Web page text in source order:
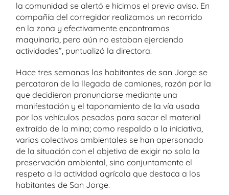
la comunidad se alertó e hicimos el previo aviso. En
compañía del corregidor realizamos un recorrido
en la zona y efectivamente encontramos
maquinaria, pero aún no estaban ejerciendo
actividades”, puntualizó la directora.
Hace tres semanas los habitantes de san Jorge se
percataron de la llegada de camiones, razón por la
que decidieron pronunciarse mediante una
manifestación y el taponamiento de la vía usada
por los vehículos pesados para sacar el material
extraído de la mina; como respaldo a la iniciativa,
varios colectivos ambientales se han apersonado
de la situación con el objetivo de exigir no solo la
preservación ambiental, sino conjuntamente el
respeto a la actividad agrícola que destaca a los
habitantes de San Jorge.